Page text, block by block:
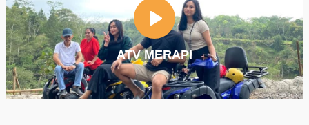
ATV MERAPI